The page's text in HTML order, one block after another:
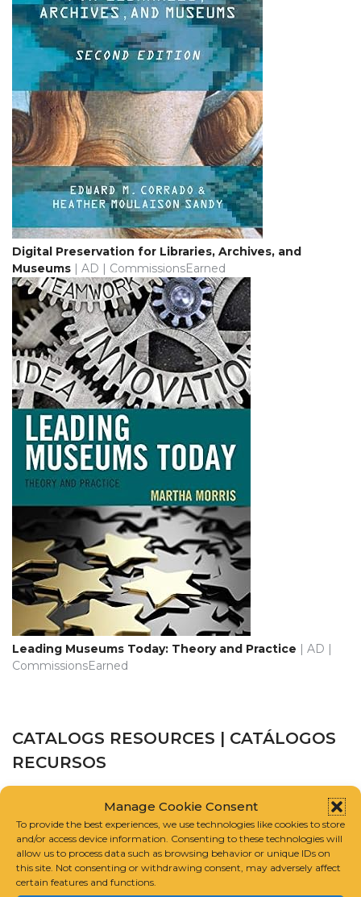
Manage Cookie Consent
To provide the best experiences, we use technologies like cookies to store
and/or access device information. Consenting to these technologies will
allow us to process data such as browsing behavior or unique IDs on
this site. Not consenting or withdrawing consent, may adversely affect
certain features and functions.
Digital Preservation for Libraries, Archives, and
Museums | AD | CommissionsEarned
Leading Museums Today: Theory and Practice | AD |
CommissionsEarned
CATALOGS RESOURCES | CATÁLOGOS
RECURSOS
CATALOGUE RAISONNÉ SCHOLARS ASSOCIATION
INTERNATIONAL FOUNDATION FOR ART RESEARCH
GUIDELINES FOR COMPILING A CATALOGUE RAISONNÉ